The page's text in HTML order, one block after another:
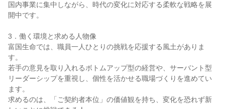
国内事業に集中しながら、時代の変化に対応する柔軟な戦略を展
開中です。
3．働く環境と求める人物像
富国生命では、職員一人ひとりの挑戦を応援する風土がありま
す。
若手の意見を取り入れるボトムアップ型の経営や、サーバント型
リーダーシップを重視し、個性を活かせる職場づくりを進めてい
ます。
求めるのは、「ご契約者本位」の価値観を持ち、変化を恐れず新